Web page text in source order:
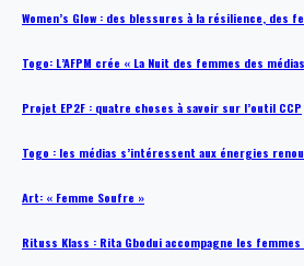
Women’s Glow : des blessures à la résilience, des
Togo: L’AFPM crée « La Nuit des femmes des
Projet EP2F : quatre choses à savoir sur l’outil CCP
Togo : les médias s’intéressent aux énergies
Art: « Femme Soufre »
Rituss Klass : Rita Gbodui accompagne les